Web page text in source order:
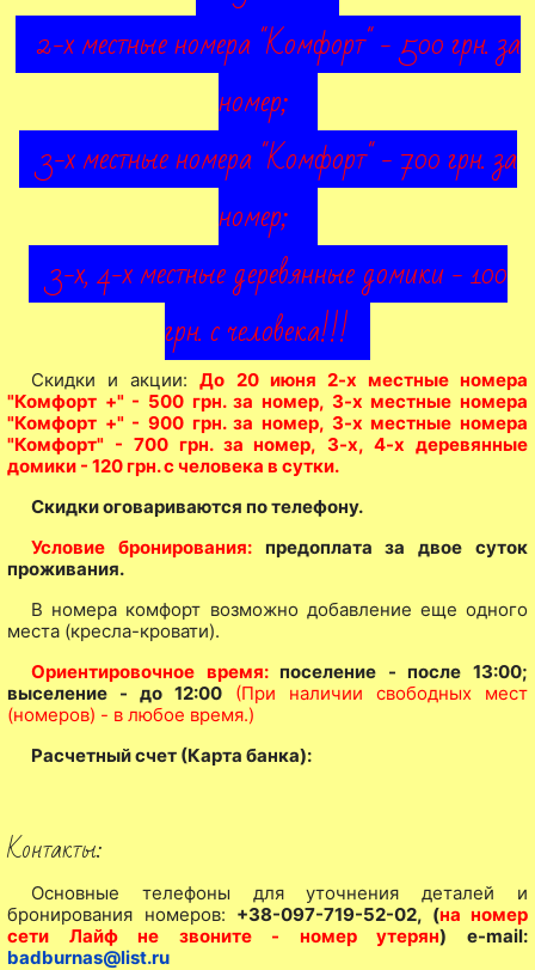
2-х местные номера "Комфорт" - 500 грн. за
номер;
3-х местные номера "Комфорт" - 700 грн. за
номер;
3-х, 4-х местные деревянные домики - 100
грн. с человека!!!
Скидки и акции:До 20 июня 2-х местные номера
"Комфорт +"- 500 грн. за номер, 3-х местные номера
"Комфорт +"- 900 грн. за номер, 3-х местные номера
"Комфорт" - 700 грн. за номер,3-х, 4-х деревянные
домики - 120 грн. с человека в сутки.
Скидки оговариваются по телефону.
Условие бронирования:предоплата за двое суток
проживания.
В номера комфорт возможно добавление еще одного
места (кресла-кровати).
Ориентировочное время:поселение - после 13:00;
выселение - до 12:00 (При наличии свободных мест
(номеров) - в любое время.)
Расчетный счет (Карта банка):
Контакты:
Основные телефоны для уточнения деталей и
бронирования номеров: +38-097-719-52-02, (на номер
сети Лайф не звоните - номер утерян) e-mail:
badburnas@list.ru